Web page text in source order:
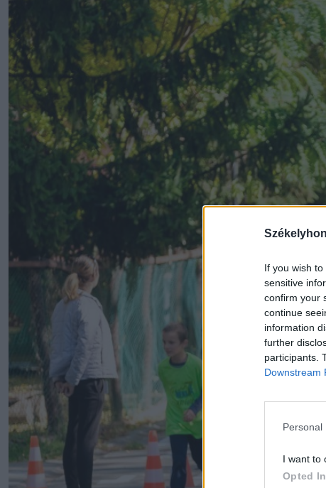
If you wish
sensitive
confirm your
continue
information
further
participants.
Downstream
Personal
I want to
Opted In